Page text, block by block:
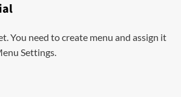
You need to create menu and assign it
Settings.